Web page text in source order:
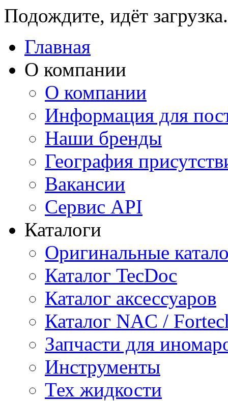
Подождите, идёт
Главная
О компании
О компании
Информация для
Наши бренды
География
Вакансии
Сервис API
Каталоги
Оригинальные
Каталог TecDoc
Каталог аксессуаров
Каталог NAC /
Запчасти для
Инструменты
Тех жидкости